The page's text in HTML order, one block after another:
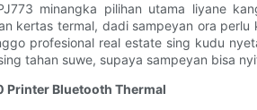
minangka pilihan utama liyane
kertas termal, dadi sampeyan ora
profesional real estate sing kudu
tahan suwe, supaya sampeyan bisa
Printer Bluetooth Thermal